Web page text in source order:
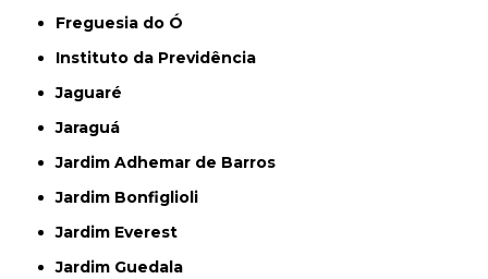
Freguesia do Ó
Instituto da Previdência
Jaguaré
Jaraguá
Jardim Adhemar de Barros
Jardim Bonfiglioli
Jardim Everest
Jardim Guedala